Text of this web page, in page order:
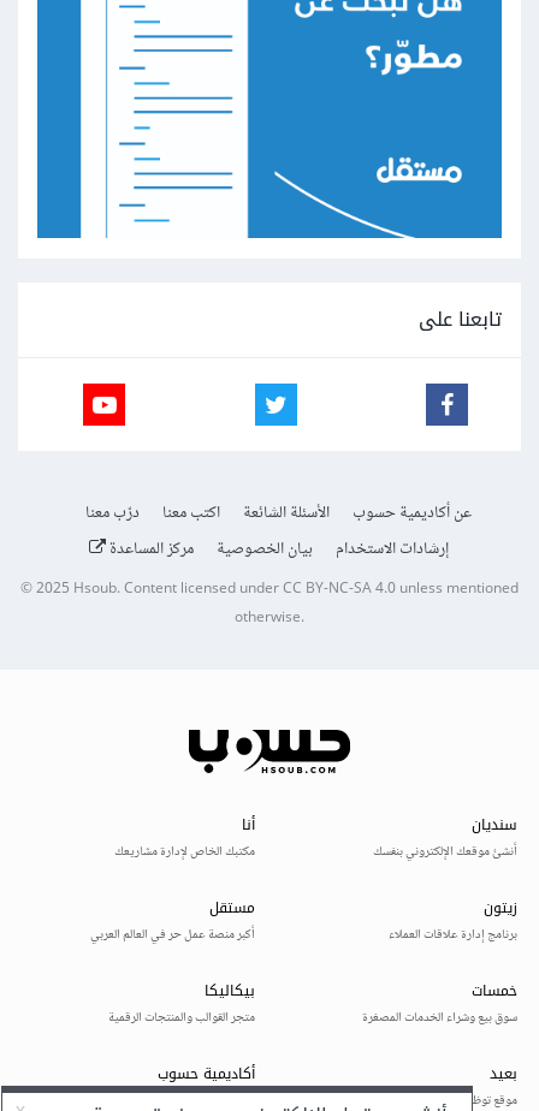
تابعنا على
عن أكاديمية حسوب الأسئلة الشائعة اكتب معنا
درّب معنا
إرشادات الاستخدام
بيان الخصوصية مركز المساعدة
© 2025Hsoub.Content licensed underCC BY-NC-SA 4.0unless mentioned
otherwise.